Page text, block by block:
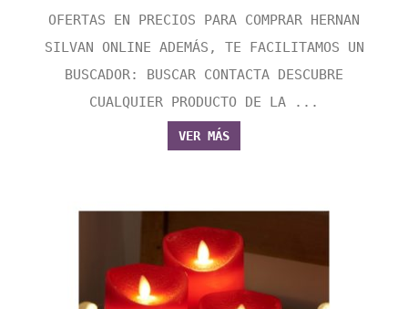
OFERTAS EN PRECIOS PARA COMPRAR HERNAN
SILVAN ONLINE ADEMÁS, TE FACILITAMOS UN
BUSCADOR: BUSCAR CONTACTA DESCUBRE
CUALQUIER PRODUCTO DE LA ...
VER MÁS